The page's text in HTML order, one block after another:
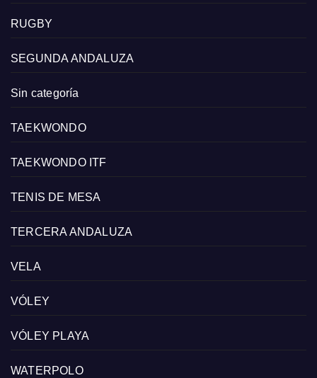
RUGBY
SEGUNDA ANDALUZA
Sin categoría
TAEKWONDO
TAEKWONDO ITF
TENIS DE MESA
TERCERA ANDALUZA
VELA
VÓLEY
VÓLEY PLAYA
WATERPOLO